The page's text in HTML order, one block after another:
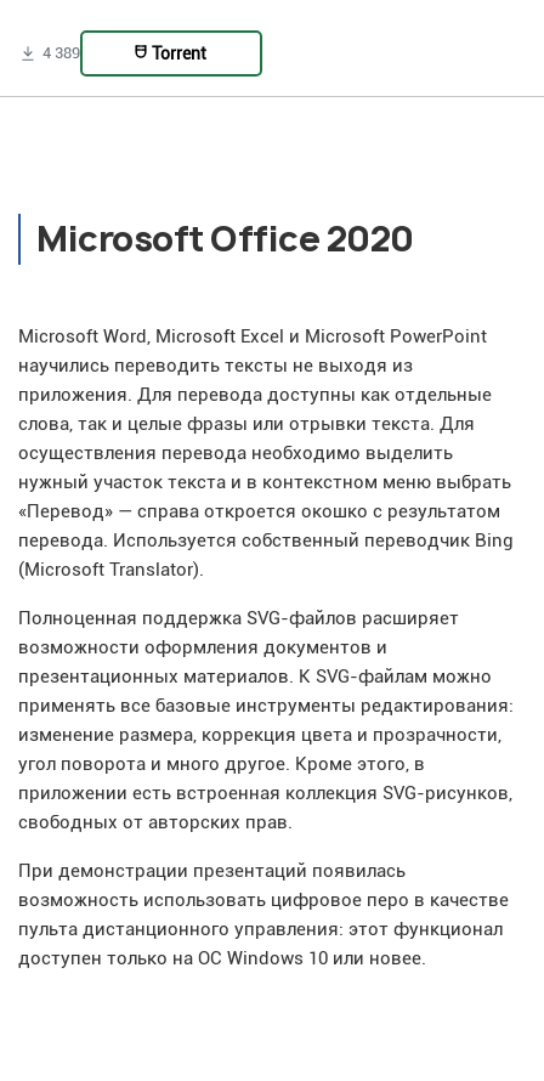
4 389 Torrent
Microsoft Office 2020
Microsoft Word, Microsoft Excel и Microsoft PowerPoint
научились переводить тексты не выходя из
приложения. Для перевода доступны как отдельные
слова, так и целые фразы или отрывки текста. Для
осуществления перевода необходимо выделить
нужный участок текста и в контекстном меню выбрать
«Перевод» — справа откроется окошко с результатом
перевода. Используется собственный переводчик Bing
(Microsoft Translator).
Полноценная поддержка SVG-файлов расширяет
возможности оформления документов и
презентационных материалов. К SVG-файлам можно
применять все базовые инструменты редактирования:
изменение размера, коррекция цвета и прозрачности,
угол поворота и много другое. Кроме этого, в
приложении есть встроенная коллекция SVG-рисунков,
свободных от авторских прав.
При демонстрации презентаций появилась
возможность использовать цифровое перо в качестве
пульта дистанционного управления: этот функционал
доступен только на ОС Windows 10 или новее.